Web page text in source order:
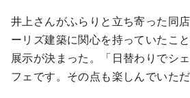
井上さんがふらりと立ち寄った同
ーリズ建築に関心を持っていたこ
展示が決まった。「日替わりでシ
フェです。その点も楽しんでいた